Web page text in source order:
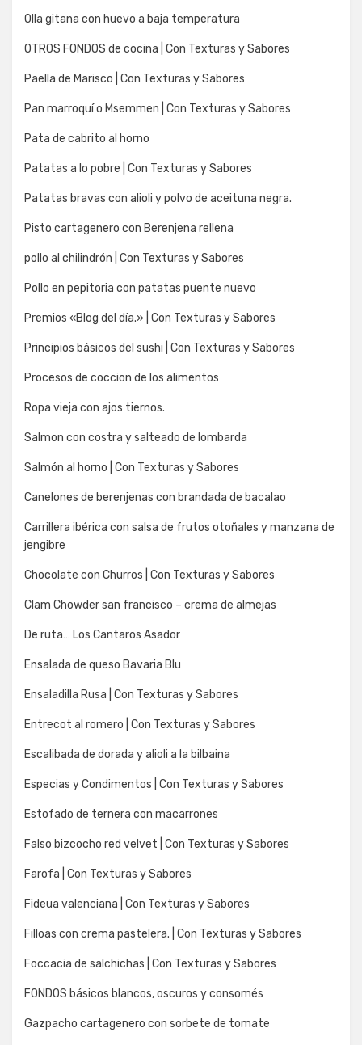
Olla gitana con huevo a baja temperatura
OTROS FONDOS de cocina | Con Texturas y Sabores
Paella de Marisco | Con Texturas y Sabores
Pan marroquí o Msemmen | Con Texturas y Sabores
Pata de cabrito al horno
Patatas a lo pobre | Con Texturas y Sabores
Patatas bravas con alioli y polvo de aceituna negra.
Pisto cartagenero con Berenjena rellena
pollo al chilindrón | Con Texturas y Sabores
Pollo en pepitoria con patatas puente nuevo
Premios «Blog del día.» | Con Texturas y Sabores
Principios básicos del sushi | Con Texturas y Sabores
Procesos de coccion de los alimentos
Ropa vieja con ajos tiernos.
Salmon con costra y salteado de lombarda
Salmón al horno | Con Texturas y Sabores
Canelones de berenjenas con brandada de bacalao
Carrillera ibérica con salsa de frutos otoñales y manzana de
jengibre
Chocolate con Churros | Con Texturas y Sabores
Clam Chowder san francisco – crema de almejas
De ruta… Los Cantaros Asador
Ensalada de queso Bavaria Blu
Ensaladilla Rusa | Con Texturas y Sabores
Entrecot al romero | Con Texturas y Sabores
Escalibada de dorada y alioli a la bilbaina
Especias y Condimentos | Con Texturas y Sabores
Estofado de ternera con macarrones
Falso bizcocho red velvet | Con Texturas y Sabores
Farofa | Con Texturas y Sabores
Fideua valenciana | Con Texturas y Sabores
Filloas con crema pastelera. | Con Texturas y Sabores
Foccacia de salchichas | Con Texturas y Sabores
FONDOS básicos blancos, oscuros y consomés
Gazpacho cartagenero con sorbete de tomate